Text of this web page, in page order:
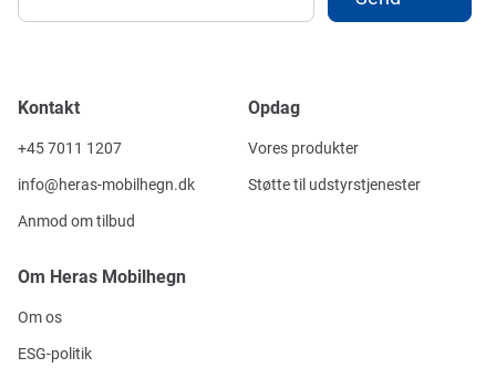
Kontakt
+45 7011 1207
info@heras-mobilhegn.dk
Anmod om tilbud
Opdag
Vores produkter
Støtte til udstyrstjenester
Om Heras Mobilhegn
Om os
ESG-politik